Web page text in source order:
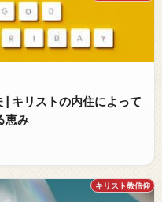
| キリストの内住によって
恵み
キリスト教信仰